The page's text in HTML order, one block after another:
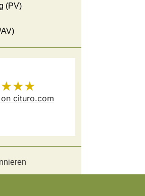
(PV)
cituro.com